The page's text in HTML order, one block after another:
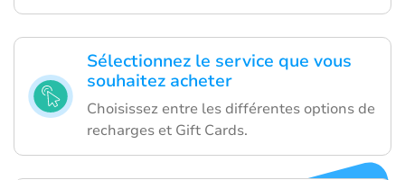
Sélectionnez le service que vous
souhaitez acheter
Choisissez entre les différentes options de
recharges et Gift Cards.